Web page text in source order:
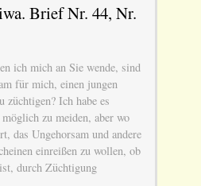
Brief Nr. 44, Nr.
ich mich an Sie wende, sind
für mich, einen jungen
züchtigen? Ich habe es
zu meiden, aber wo
das Ungehorsam und andere
einreißen zu wollen, ob
durch Züchtigung